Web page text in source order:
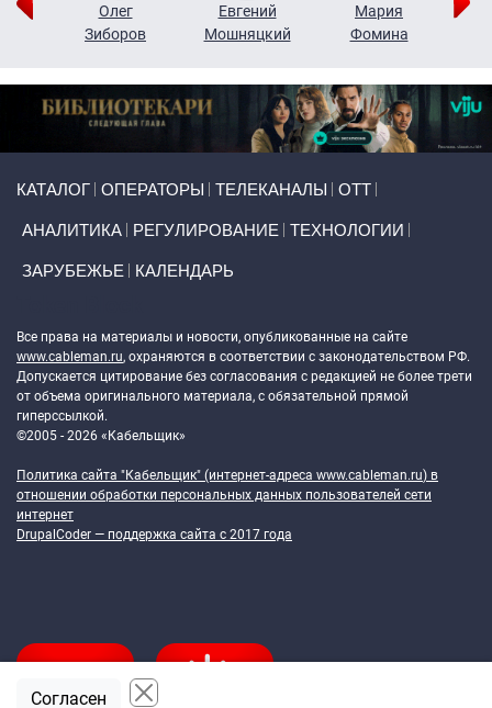
Олег
Зиборов
Евгений
Мошняцкий
Мария
Фомина
КАТАЛОГ ОПЕРАТОРЫ ТЕЛЕКАНАЛЫ ОТТ
АНАЛИТИКА РЕГУЛИРОВАНИЕ ТЕХНОЛОГИИ
ЗАРУБЕЖЬЕ КАЛЕНДАРЬ
Все права на материалы и новости, опубликованные на сайте
www.cableman.ru, охраняются в соответствии с законодательством РФ.
Допускается цитирование без согласования с редакцией не более трети
от объема оригинального материала, с обязательной прямой
гиперссылкой.
©2005 - 2026 «Кабельщик»
Политика сайта "Кабельщик" (интернет-адреса www.cableman.ru) в
отношении обработки персональных данных пользователей сети
интернет
DrupalCoder — поддержка сайта c 2017 года
Согласен